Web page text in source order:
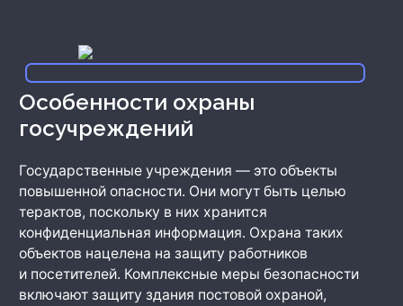
Особенности охраны
госучреждений
Государственные учреждения — это объекты
повышенной опасности. Они могут быть целью
терактов, поскольку в них хранится
конфиденциальная информация. Охрана таких
объектов нацелена на защиту работников
и посетителей. Комплексные меры безопасности
включают защиту здания постовой охраной,